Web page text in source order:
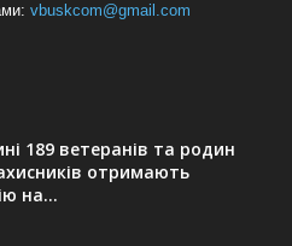
vbuskcom@gmail.com
189 ветеранів та родин
отримають
на...